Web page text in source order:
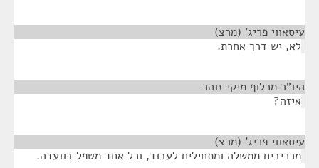
עיסאווי פריג' (מרצ)
לא, יש דרך אחרת.
היו"ר מכלוף מיקי זוהר
איזה?
עיסאווי פריג' (מרצ)
מרכיבים ממשלה ומתחילים לעבוד, וכל אחד מטפל בוועדה.